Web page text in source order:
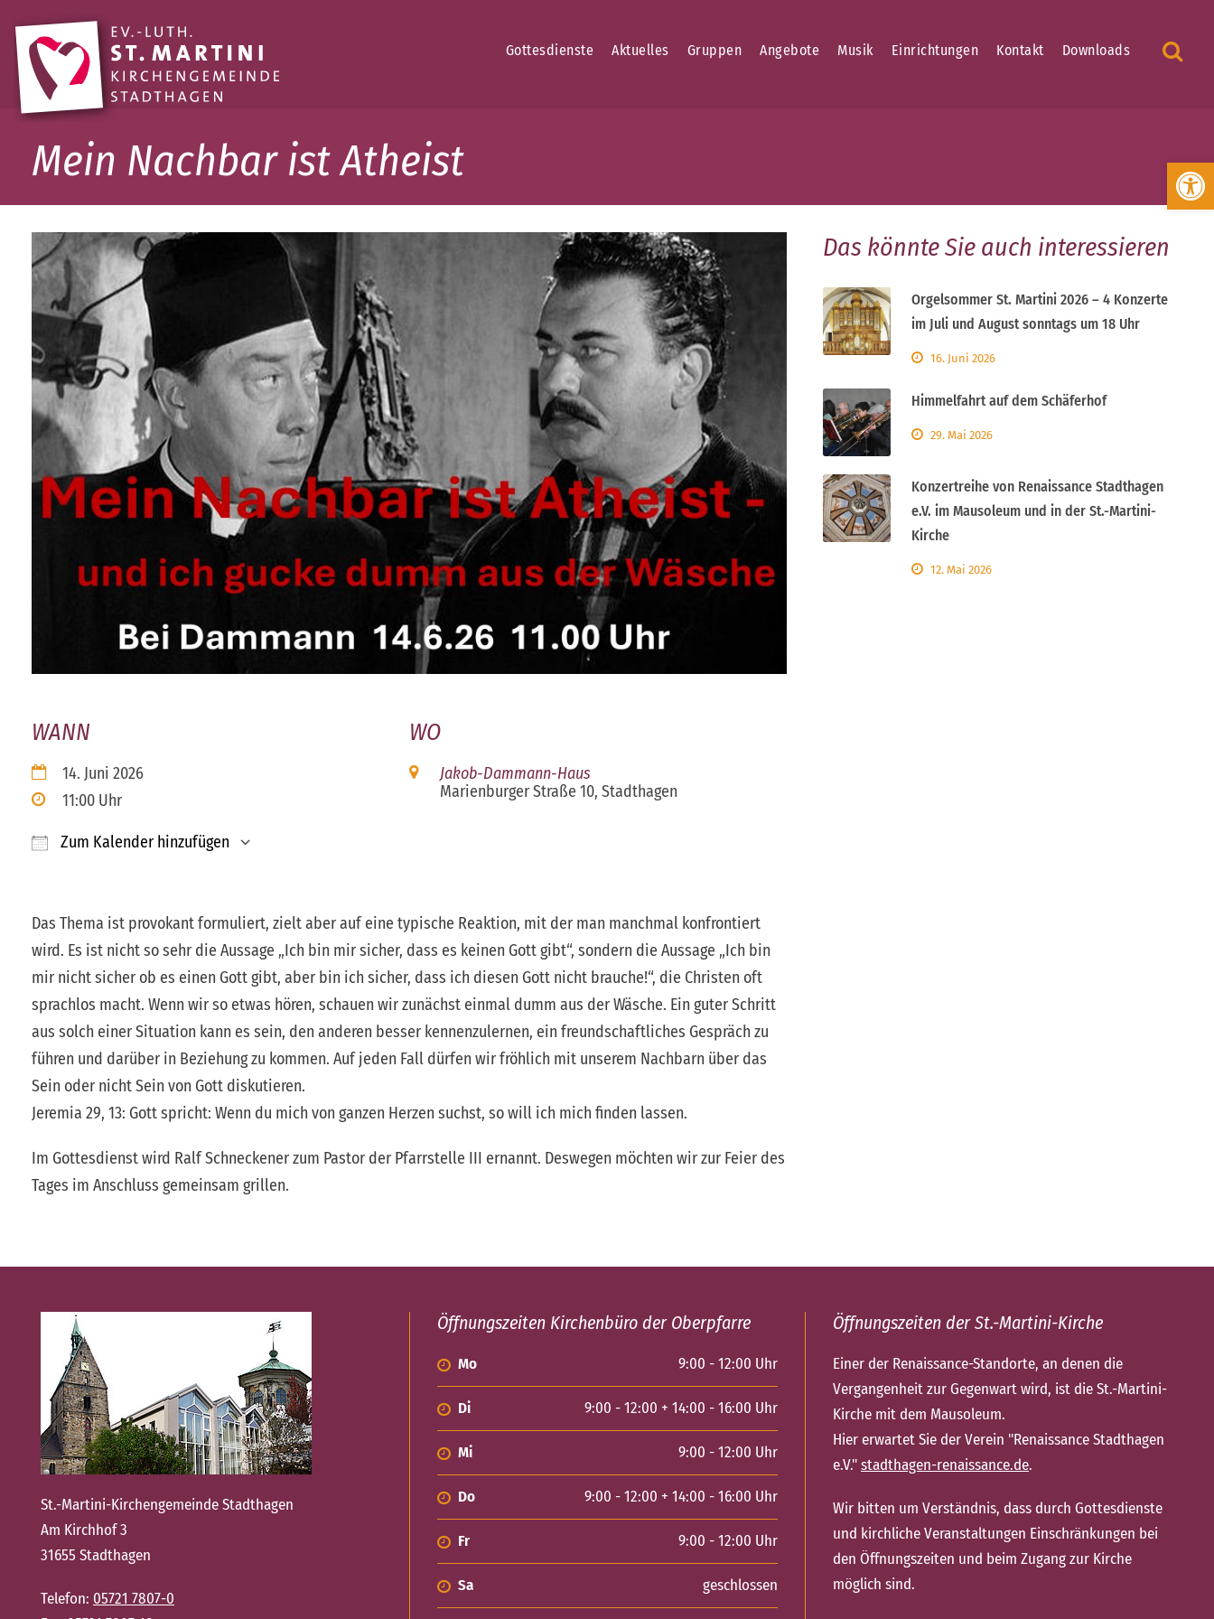
Werkzeugleiste öffnen
Gottesdienste Aktuelles Gruppen Angebote Musik Einrichtungen Kontakt Downloads
Mein Nachbar ist Atheist
WANN
14. Juni 2026
11:00 Uhr
Zum Kalender hinzufügen
WO
Jakob-Dammann-Haus
Marienburger Straße 10, Stadthagen
Das Thema ist provokant formuliert, zielt aber auf eine typische Reaktion, mit der man manchmal konfrontiert
wird. Es ist nicht so sehr die Aussage „Ich bin mir sicher, dass es keinen Gott gibt“, sondern die Aussage „Ich bin
mir nicht sicher ob es einen Gott gibt, aber bin ich sicher, dass ich diesen Gott nicht brauche!“, die Christen oft
sprachlos macht. Wenn wir so etwas hören, schauen wir zunächst einmal dumm aus der Wäsche. Ein guter Schritt
aus solch einer Situation kann es sein, den anderen besser kennenzulernen, ein freundschaftliches Gespräch zu
führen und darüber in Beziehung zu kommen. Auf jeden Fall dürfen wir fröhlich mit unserem Nachbarn über das
Sein oder nicht Sein von Gott diskutieren.
Jeremia 29, 13: Gott spricht: Wenn du mich von ganzen Herzen suchst, so will ich mich finden lassen.
Im Gottesdienst wird Ralf Schneckener zum Pastor der Pfarrstelle III ernannt. Deswegen möchten wir zur Feier des
Tages im Anschluss gemeinsam grillen.
Das könnte Sie auch interessieren
Orgelsommer St. Martini 2026 – 4 Konzerte
im Juli und August sonntags um 18 Uhr
16. Juni 2026
Himmelfahrt auf dem Schäferhof
29. Mai 2026
Konzertreihe von Renaissance Stadthagen
e.V. im Mausoleum und in der St.-Martini-
Kirche
12. Mai 2026
St.-Martini-Kirchengemeinde Stadthagen
Am Kirchhof 3
31655 Stadthagen
Telefon: 05721 7807-0
Öffnungszeiten Kirchenbüro der Oberpfarre
Mo 9:00 - 12:00 Uhr
Di 9:00 - 12:00 + 14:00 - 16:00 Uhr
Mi 9:00 - 12:00 Uhr
Do 9:00 - 12:00 + 14:00 - 16:00 Uhr
Fr 9:00 - 12:00 Uhr
Sa geschlossen
Öffnungszeiten der St.-Martini-Kirche
Einer der Renaissance-Standorte, an denen die
Vergangenheit zur Gegenwart wird, ist die St.-Martini-
Kirche mit dem Mausoleum.
Hier erwartet Sie der Verein "Renaissance Stadthagen
e.V."stadthagen-renaissance.de.
Wir bitten um Verständnis, dass durch Gottesdienste
und kirchliche Veranstaltungen Einschränkungen bei
den Öffnungszeiten und beim Zugang zur Kirche
möglich sind.